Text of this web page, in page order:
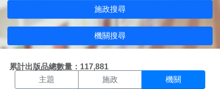
施政搜尋
機關搜尋
累計出版品總數量：117,881
機關搜尋結果頁面
主題 施政 機關